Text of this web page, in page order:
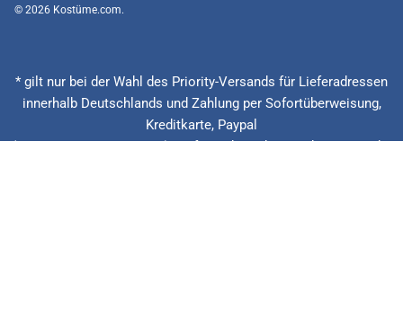
© 2026 Kostüme.com.
* gilt nur bei der Wahl des Priority-Versands für Lieferadressen
innerhalb Deutschlands und Zahlung per Sofortüberweisung,
Kreditkarte, Paypal
(Feiertage ausgenommen), Lieferzeitberechnung ab Eingang der